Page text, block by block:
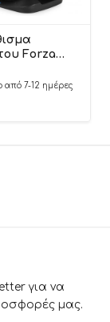
Forza
150cm
από 7-12 ημέρες
για να
μας.